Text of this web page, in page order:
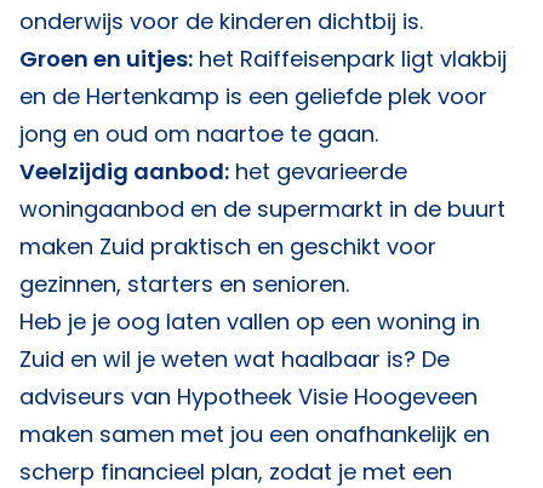
onderwijs voor de kinderen dichtbij is.
Groen en uitjes: het Raiffeisenpark ligt vlakbij
en de Hertenkamp is een geliefde plek voor
jong en oud om naartoe te gaan.
Veelzijdig aanbod: het gevarieerde
woningaanbod en de supermarkt in de buurt
maken Zuid praktisch en geschikt voor
gezinnen, starters en senioren.
Heb je je oog laten vallen op een woning in
Zuid en wil je weten wat haalbaar is? De
adviseurs van Hypotheek Visie Hoogeveen
maken samen met jou een onafhankelijk en
scherp financieel plan, zodat je met een